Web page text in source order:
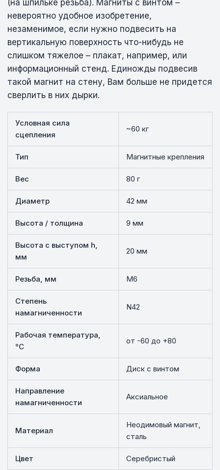
(на шпильке резьба). Магниты с винтом –
невероятно удобное изобретение,
незаменимое, если нужно подвесить на
вертикальную поверхность что-нибудь не
слишком тяжелое – плакат, например, или
информационный стенд. Единожды подвесив
такой магнит на стену, Вам больше не придется
сверлить в них дырки.
Условная сила
сцепления
~60 кг
Тип Магнитные крепления
Вес 80 г
Диаметр 42 мм
Высота / толщина 9 мм
Высота с выступом h,
мм
20 мм
Резьба, мм М6
Степень
намагниченности
N42
Рабочая температура,
°C
от -60 до +80
Форма Диск с винтом
Направление
намагниченности
Аксиальное
Материал
Неодимовый магнит,
сталь
Цвет Серебристый